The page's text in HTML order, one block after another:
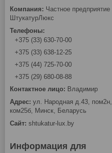
Частное предприятие
ШтукатурЛюкс
+375 (33) 630-70-00
+375 (33) 638-12-25
+375 (44) 725-70-00
+375 (29) 680-08-88
Владимир
ул. Народная д.43, пом2н,
ком25б, Минск, Беларусь
shtukatur-lux.by
Информация для